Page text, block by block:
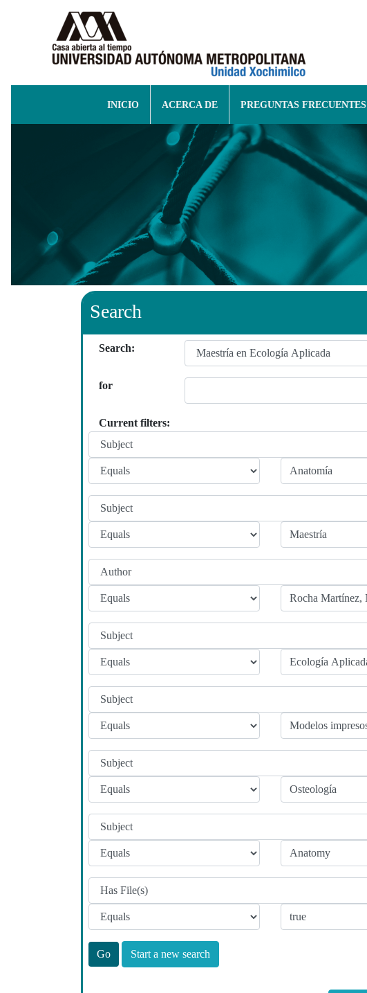
INICIO ACERCA DE PREGUNTAS FRECUENTES
Search
Search:
for
Current filters:
Start a new search